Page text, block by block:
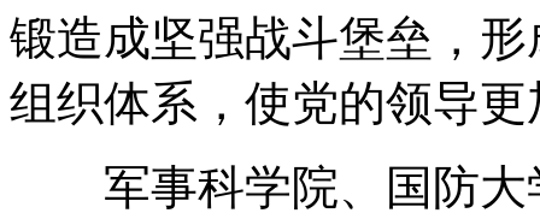
锻造成坚强战斗堡垒，
组织体系，使党的领导
军事科学院、国防大